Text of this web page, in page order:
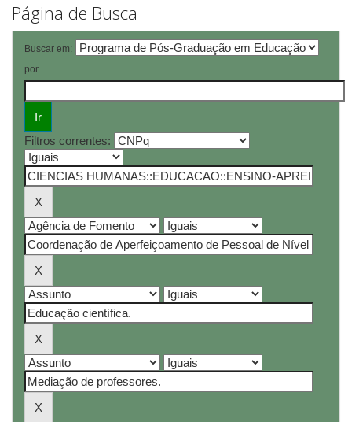
Página de Busca
Buscar em:
por
Filtros correntes: